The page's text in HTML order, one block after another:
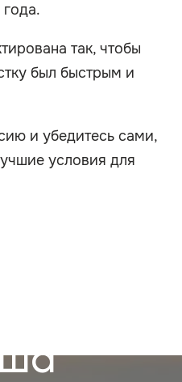
так, чтобы
был быстрым и
и убедитесь сами,
условия для